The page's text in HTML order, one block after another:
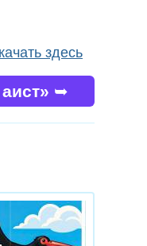
здесь
➥